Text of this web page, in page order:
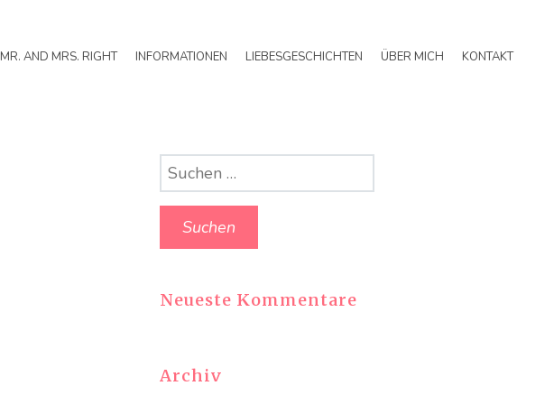
MR. AND MRS. RIGHT INFORMATIONEN LIEBESGESCHICHTEN ÜBER MICH KONTAKT
Suchen
nach:
Neueste Kommentare
Archiv